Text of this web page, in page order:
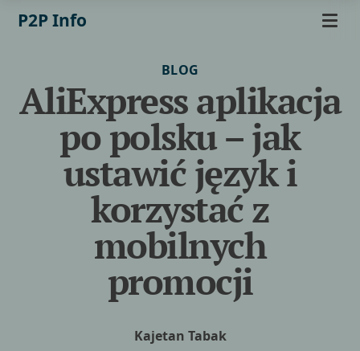
P2P Info
BLOG
AliExpress aplikacja
po polsku – jak
ustawić język i
korzystać z
mobilnych
promocji
Kajetan Tabak